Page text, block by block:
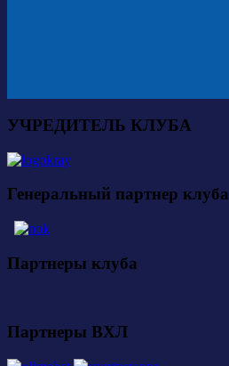
УЧРЕДИТЕЛЬ КЛУБА
Генеральный партнер клуба
Партнеры клуба
Партнеры ВХЛ